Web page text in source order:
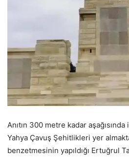
Anıtın 300 metre kadar
Yahya Çavuş Şehitlikleri yer
benzetmesinin yapıldığı Ertuğrul